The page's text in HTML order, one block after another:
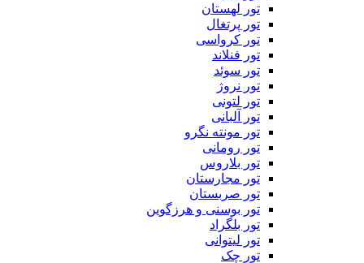
تور لهستان
تور پرتغال
تور کرواسی
تور فنلاند
تور سوئد
تور نروژ
تور لتونی
تور آلبانی
تور مونته نگرو
تور رومانی
تور بلاروس
تور مجارستان
تور صربستان
تور بوسنی و هرزگوین
تور بلگراد
تور لیتوانی
تور چک